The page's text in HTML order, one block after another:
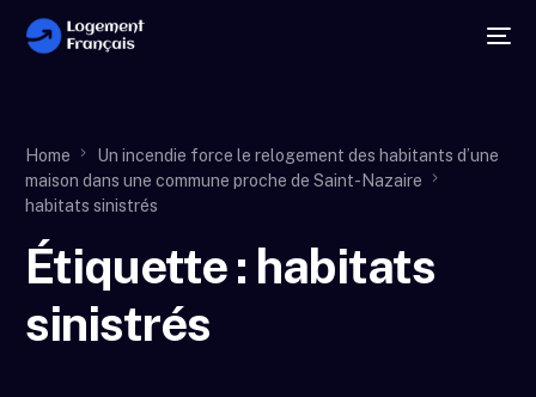
Home
Un incendie force le relogement des habitants d’une
maison dans une commune proche de Saint-Nazaire
habitats sinistrés
Étiquette : habitats
sinistrés